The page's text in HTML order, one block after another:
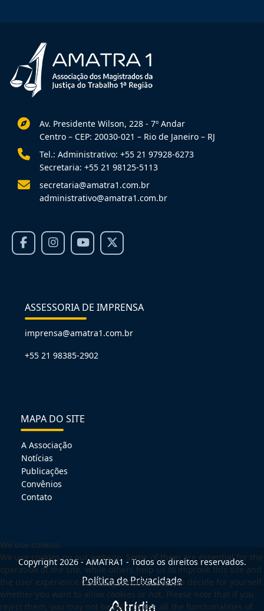
Av. Presidente Wilson, 228 - 7º Andar
Centro – CEP: 20030-021 – Rio de Janeiro – RJ
Tel.: Administrativo: +55 21 97928-6273
Secretaria: +55 21 98125-5113
secretaria@amatra1.com.br
administrativo@amatra1.com.br
ASSESSORIA DE IMPRENSA
imprensa@amatra1.com.br
+55 21 98385-2902
MAPA DO SITE
A Associação
Notícias
Publicações
Convênios
Contato
Copyright 2026 - AMATRA1 - Todos os direitos reservados.
Política de Privacidade
We use cookies
We use cookies on our website. Some of them are essential for the
operation of the site, while others help us to improve this site and
the user experience (tracking cookies). You can decide for yourself
whether you want to allow cookies or not. Please note that if you
reject them, you may not be able to use all the functionalities of